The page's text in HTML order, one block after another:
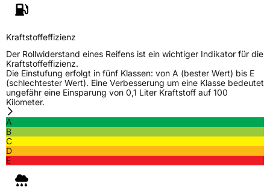
Schlauchtyp
ZustandNeureifen
M+SJa
EU Label
EffizienzC
NasshaftungC
Rollgeräusch (Klasse)
Kraftstoffeffizienz
Der Rollwiderstand eines Reifens ist ein wichtiger Indikator für die
Kraftstoffeffizienz.
Die Einstufung erfolgt in fünf Klassen: von A (bester Wert) bis E
(schlechtester Wert). Eine Verbesserung um eine Klasse bedeutet
ungefähr eine Einsparung von 0,1 Liter Kraftstoff auf 100
Kilometer.
A
B
C
D
E